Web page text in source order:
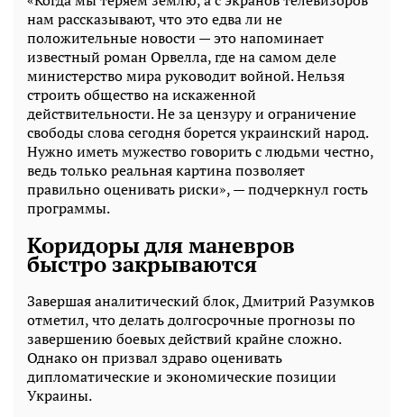
нам рассказывают, что это едва ли не
положительные новости — это напоминает
известный роман Орвелла, где на самом деле
министерство мира руководит войной. Нельзя
строить общество на искаженной
действительности. Не за цензуру и ограничение
свободы слова сегодня борется украинский народ.
Нужно иметь мужество говорить с людьми честно,
ведь только реальная картина позволяет
правильно оценивать риски», — подчеркнул гость
программы.
Коридоры для маневров
быстро закрываются
Завершая аналитический блок, Дмитрий Разумков
отметил, что делать долгосрочные прогнозы по
завершению боевых действий крайне сложно.
Однако он призвал здраво оценивать
дипломатические и экономические позиции
Украины.